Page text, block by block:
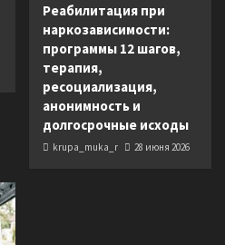
Реабилитация при
наркозависимости:
программы 12 шагов,
терапия,
ресоциализация,
анонимность и
долгосрочные исходы
krupa_muka_r 28 июня 2026